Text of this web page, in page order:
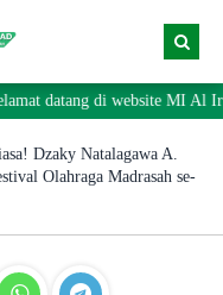
datang di website MI Al
Dzaky Natalagawa A.
Olahraga Madrasah se-